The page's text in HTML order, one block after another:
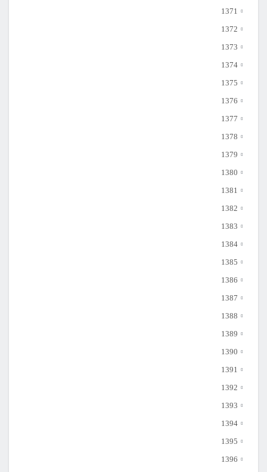
1371
1372
1373
1374
1375
1376
1377
1378
1379
1380
1381
1382
1383
1384
1385
1386
1387
1388
1389
1390
1391
1392
1393
1394
1395
1396